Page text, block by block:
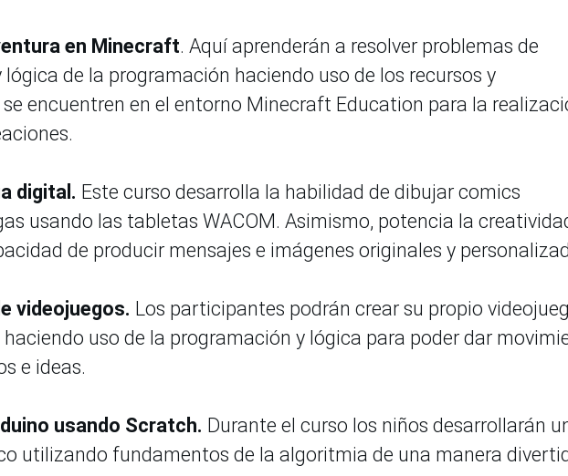
en Minecraft. Aquí aprenderán a resolver problemas de
de la programación haciendo uso de los recursos y
encuentren en el entorno Minecraft Education para la
digital. Este curso desarrolla la habilidad de dibujar comics
usando las tabletas WACOM. Asimismo, potencia la
de producir mensajes e imágenes originales y
videojuegos. Los participantes podrán crear su propio
uso de la programación y lógica para poder dar
e ideas.
usando Scratch. Durante el curso los niños desarrollarán
utilizando fundamentos de la algoritmia de una manera